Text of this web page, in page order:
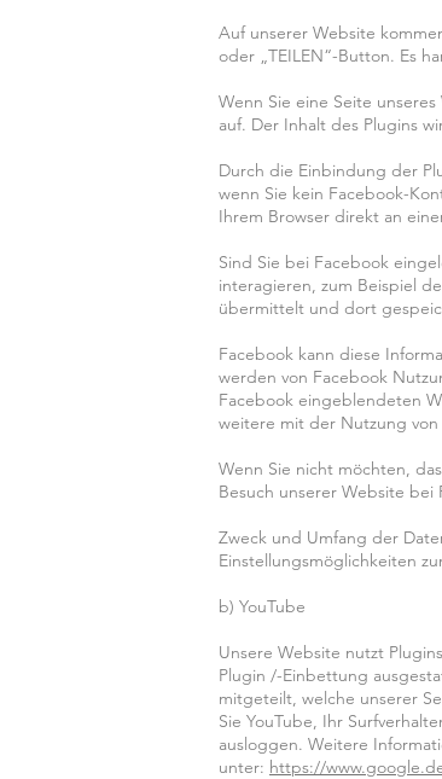
Auf unserer Website
oder „TEILEN“-Button. Es
Wenn Sie eine Seite
auf. Der Inhalt des Plugins
Durch die Einbindung der
wenn Sie kein Facebook-
Ihrem Browser direkt an
Sind Sie bei Facebook
interagieren, zum Beispiel
übermittelt und dort
Facebook kann diese
werden von Facebook
Facebook eingeblendeten
weitere mit der Nutzung
Wenn Sie nicht möchten,
Besuch unserer Website bei
Zweck und Umfang der
Einstellungsmöglichkeiten
b) YouTube
Unsere Website nutzt
Plugin /-Einbettung
mitgeteilt, welche unserer
Sie YouTube, Ihr
ausloggen. Weitere
unter: https://